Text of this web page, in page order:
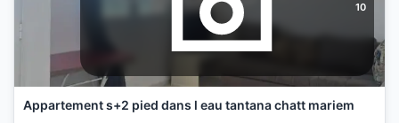
10
Appartement s+2 pied dans l eau tantana chatt mariem